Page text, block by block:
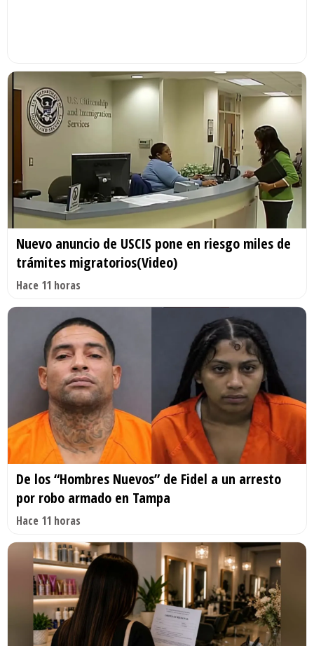
Nuevo anuncio de USCIS pone en riesgo miles de
trámites migratorios(Video)
Hace 11 horas
De los “Hombres Nuevos” de Fidel a un arresto
por robo armado en Tampa
Hace 11 horas